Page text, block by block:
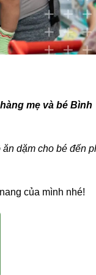
mẹ và bé Bình
dặm cho bé đến
của mình nhé!